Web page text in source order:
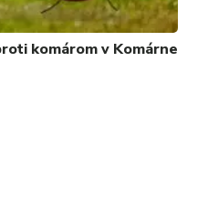
komárom v Komárne